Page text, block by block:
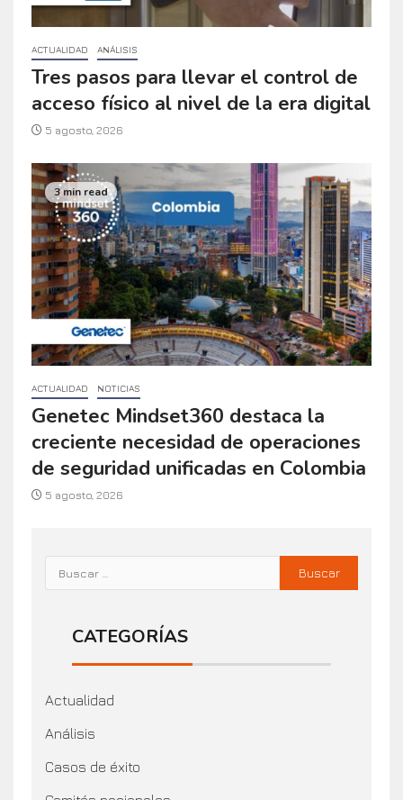
ACTUALIDAD ANÁLISIS
Tres pasos para llevar el control de
acceso físico al nivel de la era digital
5 agosto, 2026
3 min read
ACTUALIDAD NOTICIAS
Genetec Mindset360 destaca la
creciente necesidad de operaciones
de seguridad unificadas en Colombia
5 agosto, 2026
CATEGORÍAS
Actualidad
Análisis
Casos de éxito